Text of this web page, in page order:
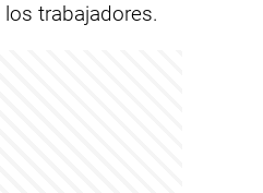
trabajadores.